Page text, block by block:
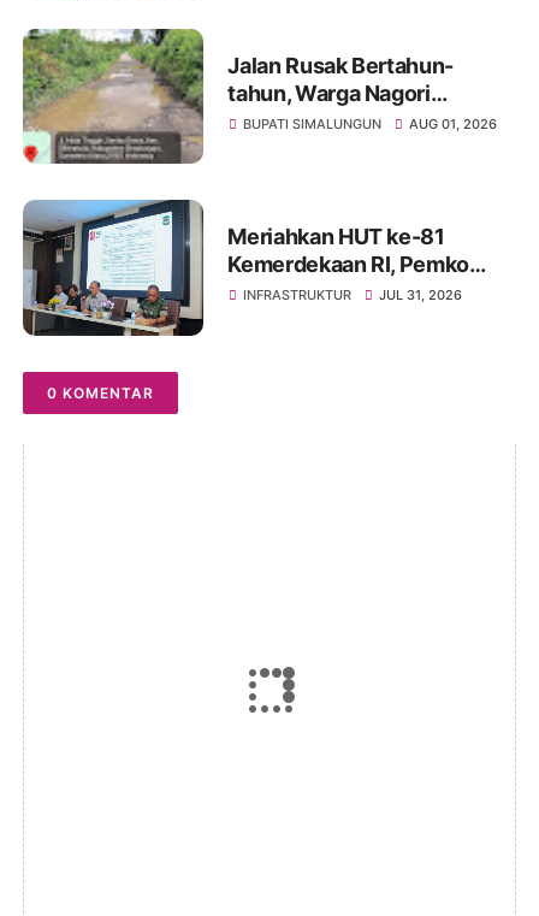
Jalan Rusak Bertahun-
tahun, Warga Nagori
Sibangun Mariah Bergotong
BUPATI SIMALUNGUN AUG 01, 2026
Meriahkan HUT ke-81
Kemerdekaan RI, Pemko
Pematangsiantar
INFRASTRUKTUR JUL 31, 2026
0 KOMENTAR